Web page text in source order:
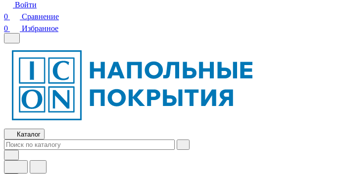
Войти
0
Сравнение
0
Избранное
Каталог